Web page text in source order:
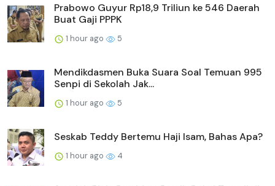
Prabowo Guyur Rp18,9 Triliun ke 546 Daerah
Buat Gaji PPPK
1 hour ago 5
Mendikdasmen Buka Suara Soal Temuan 995
Senpi di Sekolah Jak...
1 hour ago 5
Seskab Teddy Bertemu Haji Isam, Bahas Apa?
1 hour ago 4